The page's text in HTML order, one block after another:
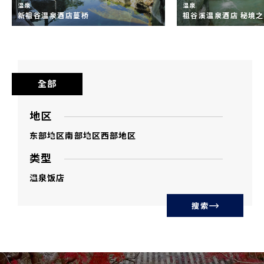
温泉
新祖谷温泉酒店蔓桥
温泉
祖谷溪温泉酒店 秘境
全部
地区
东部地区南部地区西部地区
类型
温泉饭店
搜索